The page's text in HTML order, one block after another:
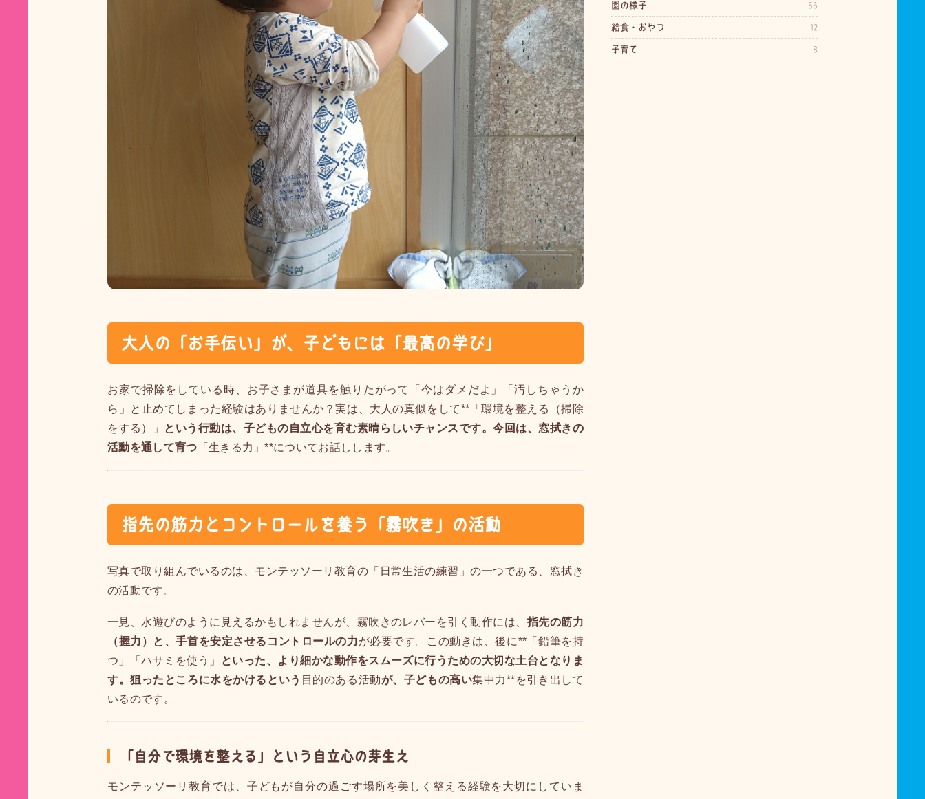
大人の「お手伝い」が、子どもには「最高の学び」
お家で掃除をしている時、お子さまが道具を触りたがって「今はダメだよ」「汚しちゃうか
ら」と止めてしまった経験はありませんか？実は、大人の真似をして**「環境を整える（掃除
をする）」 という行動は、子どもの自立心を育む素晴らしいチャンスです。今回は、窓拭きの
活動を通して育つ 「生きる力」**についてお話しします。
指先の筋力とコントロールを養う「霧吹き」の活動
写真で取り組んでいるのは、モンテッソーリ教育の「日常生活の練習」の一つである、窓拭き
の活動です。
一見、水遊びのように見えるかもしれませんが、霧吹きのレバーを引く動作には、 指先の筋力
（握力）と、手首を安定させるコントロールの力が必要です。この動きは、後に**「鉛筆を持
つ」「ハサミを使う」
といった、より細かな動作をスムーズに行うための大切な土台となりま
す。狙ったところに水をかけるという 目的のある活動が、子どもの高い集中力**を引き出して
いるのです。
「自分で環境を整える」という自立心の芽生え
モンテッソーリ教育では、子どもが自分の過ごす場所を美しく整える経験を大切にしていま
園の様子 56
給食・おやつ 12
子育て 8